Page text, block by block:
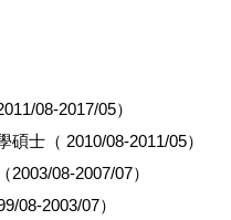
08-2017/05）
士（ 2010/08-2011/05）
08-2007/07）
08-2003/07）